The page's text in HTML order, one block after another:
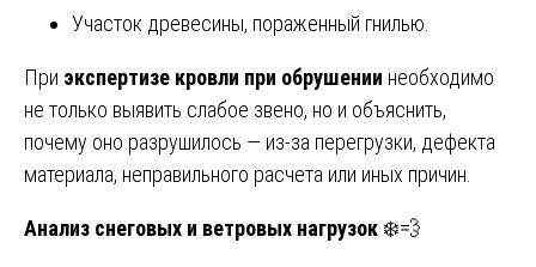
Участок древесины, пораженный гнилью.
При экспертизе кровли при обрушении необходимо
не только выявить слабое звено, но и объяснить,
почему оно разрушилось — из-за перегрузки, дефекта
материала, неправильного расчета или иных причин.
Анализ снеговых и ветровых нагрузок ❄️💨